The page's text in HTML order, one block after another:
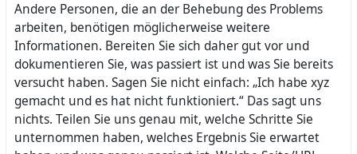
Andere Personen, die an der Behebung des Problems
arbeiten, benötigen möglicherweise weitere
Informationen. Bereiten Sie sich daher gut vor und
dokumentieren Sie, was passiert ist und was Sie bereits
versucht haben. Sagen Sie nicht einfach: „Ich habe xyz
gemacht und es hat nicht funktioniert.“ Das sagt uns
nichts. Teilen Sie uns genau mit, welche Schritte Sie
unternommen haben, welches Ergebnis Sie erwartet